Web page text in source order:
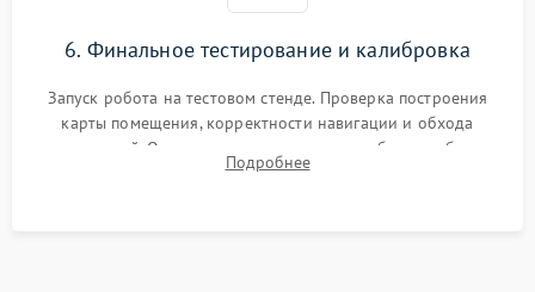
6. Финальное тестирование и калибровка
Запуск робота на тестовом стенде. Проверка построения
карты помещения, корректности навигации и обхода
препятствий. Оценка силы всасывания и работы турбины.
Тестирование автоматического возврата на док-станцию и
Подробнее